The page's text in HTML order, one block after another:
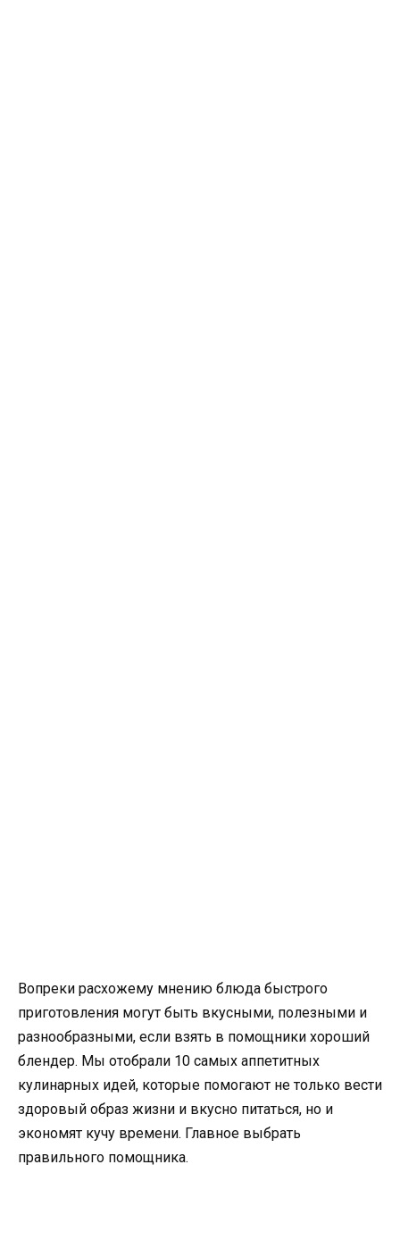
Вопреки расхожему мнению блюда быстрого
приготовления могут быть вкусными, полезными и
разнообразными, если взять в помощники хороший
блендер. Мы отобрали 10 самых аппетитных
кулинарных идей, которые помогают не только вести
здоровый образ жизни и вкусно питаться, но и
экономят кучу времени. Главное выбрать
правильного помощника.